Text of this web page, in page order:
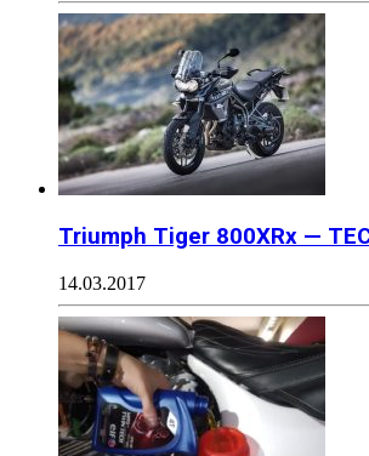
Triumph Tiger 800XRx —
14.03.2017